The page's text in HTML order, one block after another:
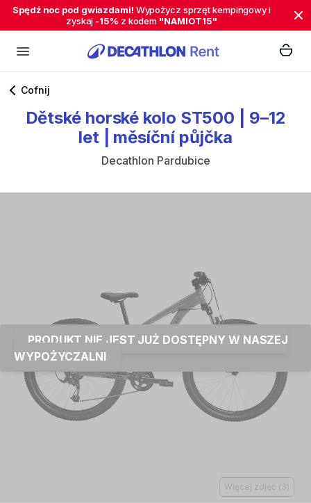
Spędź noc pod gwiazdami! Wypożycz sprzęt kempingowy i
zyskaj -15% z kodem "NAMIOT15"
Cofnij
Dětské horské kolo ST500
9–12
let
měsíční půjčka
Decathlon Pardubice
PRODUKT NIE JEST JUŻ DOSTĘPNY W NASZEJ
WYPOŻYCZALNI
Więcej zdjęć ( 3 )